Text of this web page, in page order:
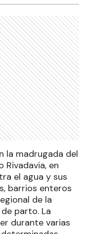
la madrugada del
en
el agua y sus
barrios enteros
de la
parto. La
durante varias